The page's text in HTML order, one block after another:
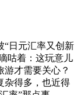
“日元汇率又创新
咕着：这玩意儿
才需要关心？
杂得多，也近得